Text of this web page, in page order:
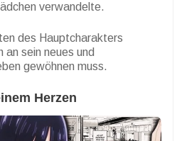
verwandelte.
des Hauptcharakters
sein neues und
gewöhnen muss.
Herzen